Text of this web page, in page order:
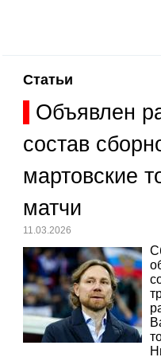
Статьи
Объявлен
состав
мартовские
матчи
11.03.2026